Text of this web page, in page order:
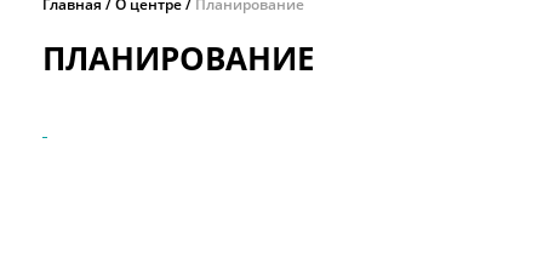
Главная О центре Планирование
ПЛАНИРОВАНИЕ